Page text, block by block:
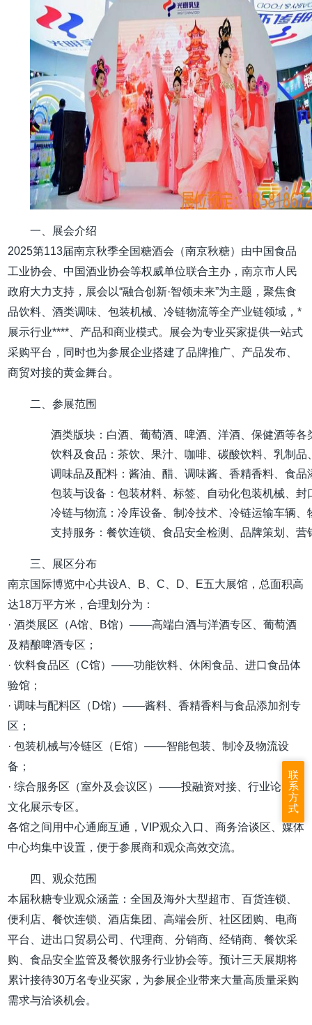
一、展会介绍
2025第113届南京秋季全国糖酒会（南京秋糖）由中国食品
工业协会、中国酒业协会等权威单位联合主办，南京市人民
政府大力支持，展会以“融合创新·智领未来”为主题，聚焦食
品饮料、酒类调味、包装机械、冷链物流等全产业链领域，*
展示行业****、产品和商业模式。展会为专业买家提供一站式
采购平台，同时也为参展企业搭建了品牌推广、产品发布、
商贸对接的黄金舞台。
二、参展范围
酒类版块：白酒、葡萄酒、啤酒、洋酒、保健酒等各
饮料及食品：茶饮、果汁、咖啡、碳酸饮料、乳制
调味品及配料：酱油、醋、调味酱、香精香料、食品
包装与设备：包装材料、标签、自动化包装机械、封
冷链与物流：冷库设备、制冷技术、冷链运输车辆、
支持服务：餐饮连锁、食品安全检测、品牌策划、
三、展区分布
南京国际博览中心共设A、B、C、D、E五大展馆，总面积高
达18万平方米，合理划分为：
· 酒类展区（A馆、B馆）——高端白酒与洋酒专区、葡萄酒
及精酿啤酒专区；
· 饮料食品区（C馆）——功能饮料、休闲食品、进口食品体
验馆；
· 调味与配料区（D馆）——酱料、香精香料与食品添加剂专
区；
· 包装机械与冷链区（E馆）——智能包装、制冷及物流设
备；
· 综合服务区（室外及会议区）——投融资对接、行业论坛、
文化展示专区。
各馆之间用中心通廊互通，VIP观众入口、商务洽谈区、媒体
中心均集中设置，便于参展商和观众高效交流。
四、观众范围
本届秋糖专业观众涵盖：全国及海外大型超市、百货连锁、
便利店、餐饮连锁、酒店集团、高端会所、社区团购、电商
平台、进出口贸易公司、代理商、分销商、经销商、餐饮采
购、食品安全监管及餐饮服务行业协会等。预计三天展期将
累计接待30万名专业买家，为参展企业带来大量高质量采购
需求与洽谈机会。
联
系
方
式